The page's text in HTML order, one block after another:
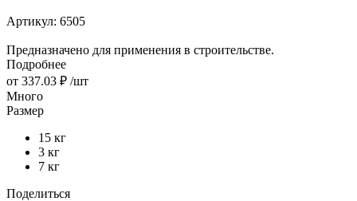
Артикул: 6505
Предназначено для применения в строительстве.
Подробнее
от 337.03 ₽ /шт
Много
Размер
15 кг
3 кг
7 кг
Поделиться